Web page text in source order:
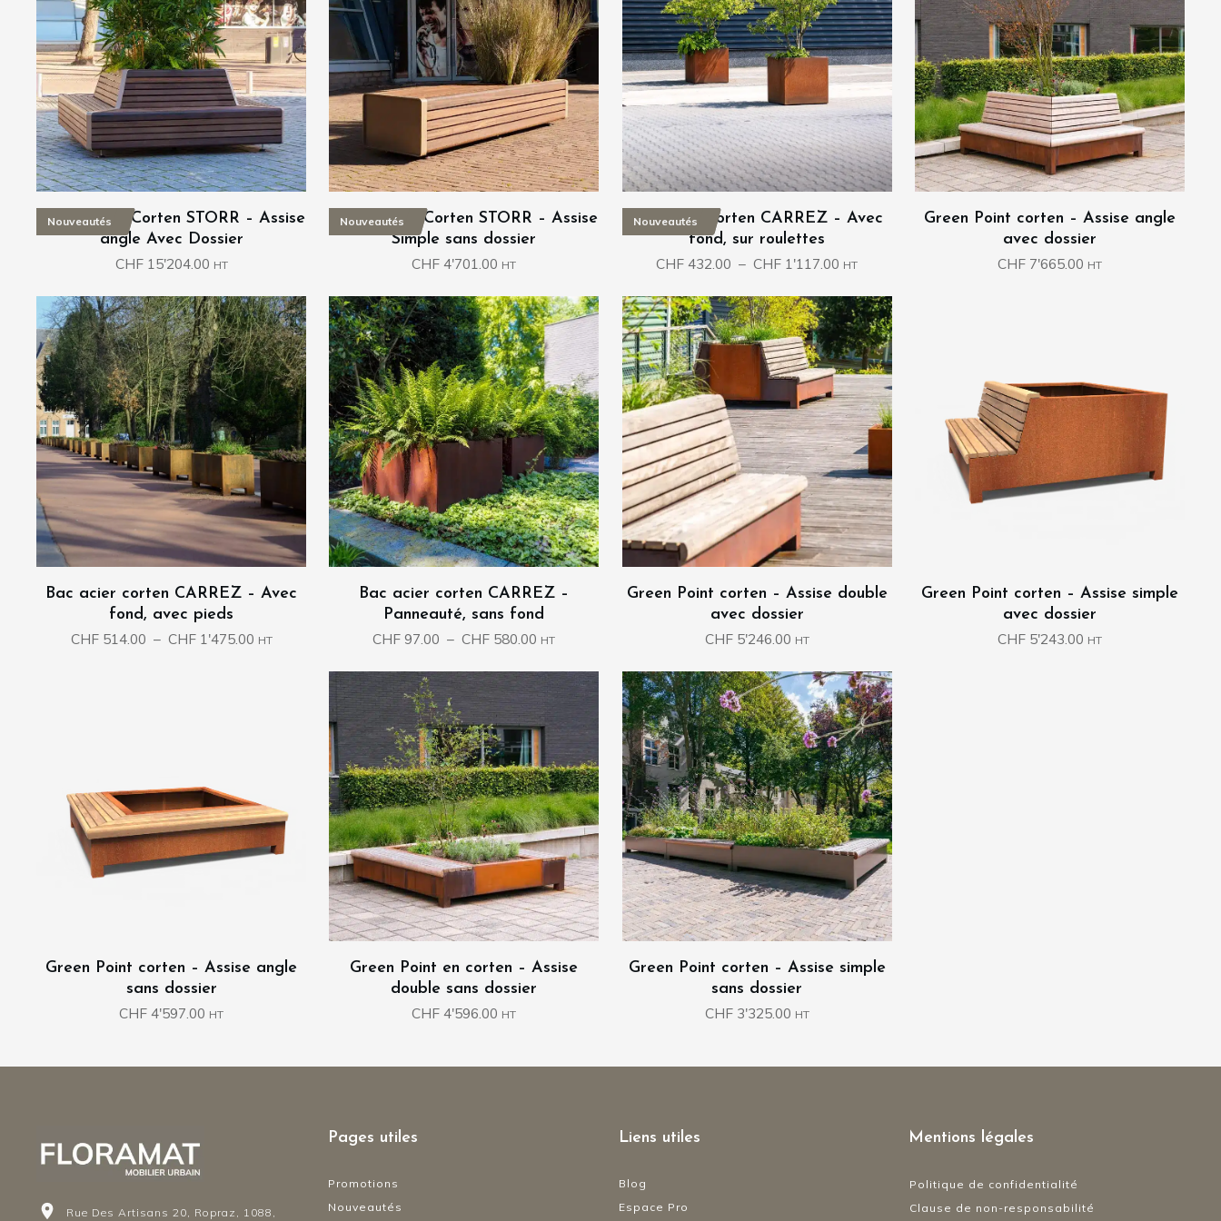
Nouveautés
Green Point Corten STORR – Assise
angle Avec Dossier
CHF15'204.00 HT
Nouveautés
Green Point Corten STORR – Assise
Simple sans dossier
CHF 4'701.00 HT
Nouveautés
Bac acier corten CARREZ – Avec
fond, sur roulettes
CHF 432.00 – CHF 1'117.00 Plage
prix :
CHF 432.00
à
CHF 1'117.00
HT
Green Point corten – Assise angle
avec dossier
CHF7'665.00 HT
Bac acier corten CARREZ – Avec
fond, avec pieds
CHF514.00 – CHF1'475.00Plage
CHF 1'475.00
HT
Bac acier corten CARREZ –
Panneauté, sans fond
CHF 97.00 – CHF 580.00 Plage
prix :
CHF 97.00
à
CHF 580.00
HT
Green Point corten – Assise double
avec dossier
CHF5'246.00 HT
Green Point corten – Assise simple
avec dossier
CHF5'243.00 HT
Green Point corten – Assise angle
sans dossier
CHF 4'597.00 HT
Green Point en corten – Assise
double sans dossier
CHF 4'596.00 HT
Green Point corten – Assise simple
sans dossier
CHF3'325.00 HT
Rue Des Artisans 20, Ropraz, 1088,
Pages utiles
Promotions
Nouveautés
Liens utiles
Blog
Espace Pro
Mentions légales
Politique de confidentialité
Clause de non-responsabilité